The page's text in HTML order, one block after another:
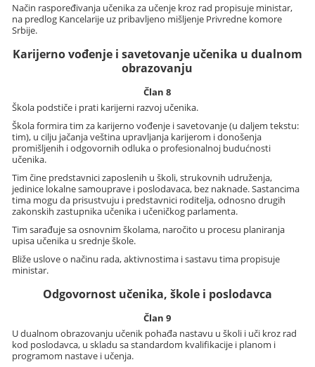
Način raspoređivanja učenika za učenje kroz rad propisuje ministar,
na predlog Kancelarije uz pribavljeno mišljenje Privredne komore
Srbije.
Karijerno vođenje i savetovanje učenika u dualnom
obrazovanju
Član 8
Škola podstiče i prati karijerni razvoj učenika.
Škola formira tim za karijerno vođenje i savetovanje (u daljem tekstu:
tim), u cilju jačanja veština upravljanja karijerom i donošenja
promišljenih i odgovornih odluka o profesionalnoj budućnosti
učenika.
Tim čine predstavnici zaposlenih u školi, strukovnih udruženja,
jedinice lokalne samouprave i poslodavaca, bez naknade. Sastancima
tima mogu da prisustvuju i predstavnici roditelja, odnosno drugih
zakonskih zastupnika učenika i učeničkog parlamenta.
Tim sarađuje sa osnovnim školama, naročito u procesu planiranja
upisa učenika u srednje škole.
Bliže uslove o načinu rada, aktivnostima i sastavu tima propisuje
ministar.
Odgovornost učenika, škole i poslodavca
Član 9
U dualnom obrazovanju učenik pohađa nastavu u školi i uči kroz rad
kod poslodavca, u skladu sa standardom kvalifikacije i planom i
programom nastave i učenja.